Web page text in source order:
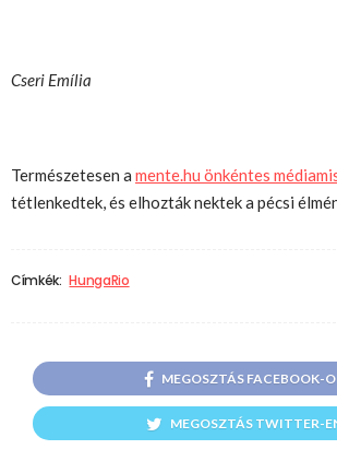
Cseri Emília
Természetesen a mente.hu önkéntes
tétlenkedtek, és elhozták nektek a pécsi
Címkék: HungaRio
MEGOSZTÁS FACEBOOK-
MEGOSZTÁS TWITTER-